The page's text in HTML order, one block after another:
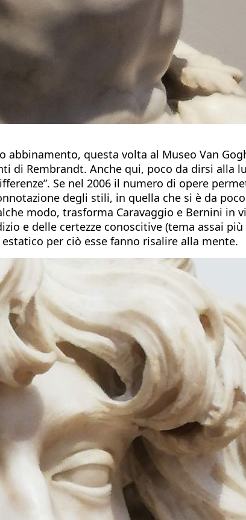
questa volta al Museo Van
di Rembrandt. Anche qui, poco da dirsi alla
Se nel 2006 il numero di opere
degli stili, in quella che si è da
modo, trasforma Caravaggio e Bernini in
e delle certezze conoscitive (tema assai
per ciò esse fanno risalire alla mente.